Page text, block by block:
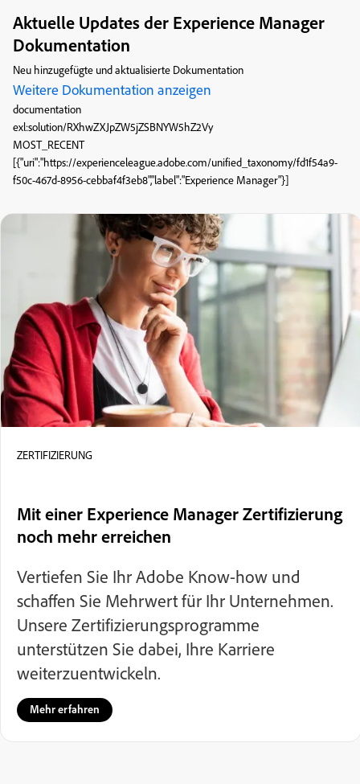
Aktuelle Updates der Experience Manager
Dokumentation
Neu hinzugefügte und aktualisierte Dokumentation
Weitere Dokumentation anzeigen
documentation
exl:solution/RXhwZXJpZW5jZSBNYW5hZ2Vy
MOST_RECENT
[{"uri":"https://experienceleague.adobe.com/unified_taxonomy/fd1f54a9-
f50c-467d-8956-cebbaf4f3eb8","label":"Experience Manager"}]
ZERTIFIZIERUNG
Mit einer Experience Manager Zertifizierung
noch mehr erreichen
Vertiefen Sie Ihr Adobe Know-how und
schaffen Sie Mehrwert für Ihr Unternehmen.
Unsere Zertifizierungsprogramme
unterstützen Sie dabei, Ihre Karriere
weiterzuentwickeln.
Mehr erfahren